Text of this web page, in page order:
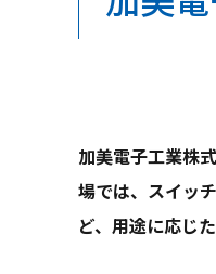
加美電子工業株
場では、スイッ
ど、用途に応じ